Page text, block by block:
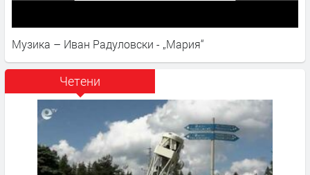
Музика – Иван Радуловски - „Мария“
Четени